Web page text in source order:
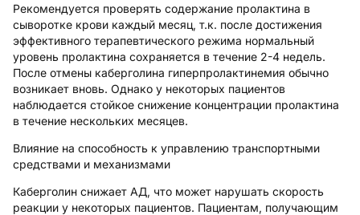
Рекомендуется проверять содержание пролактина в
сыворотке крови каждый месяц, т.к. после достижения
эффективного терапевтического режима нормальный
уровень пролактина сохраняется в течение 2-4 недель.
После отмены каберголина гиперпролактинемия обычно
возникает вновь. Однако у некоторых пациентов
наблюдается стойкое снижение концентрации пролактина
в течение нескольких месяцев.
Влияние на способность к управлению транспортными
средствами и механизмами
Каберголин снижает АД, что может нарушать скорость
реакции у некоторых пациентов. Пациентам, получающим